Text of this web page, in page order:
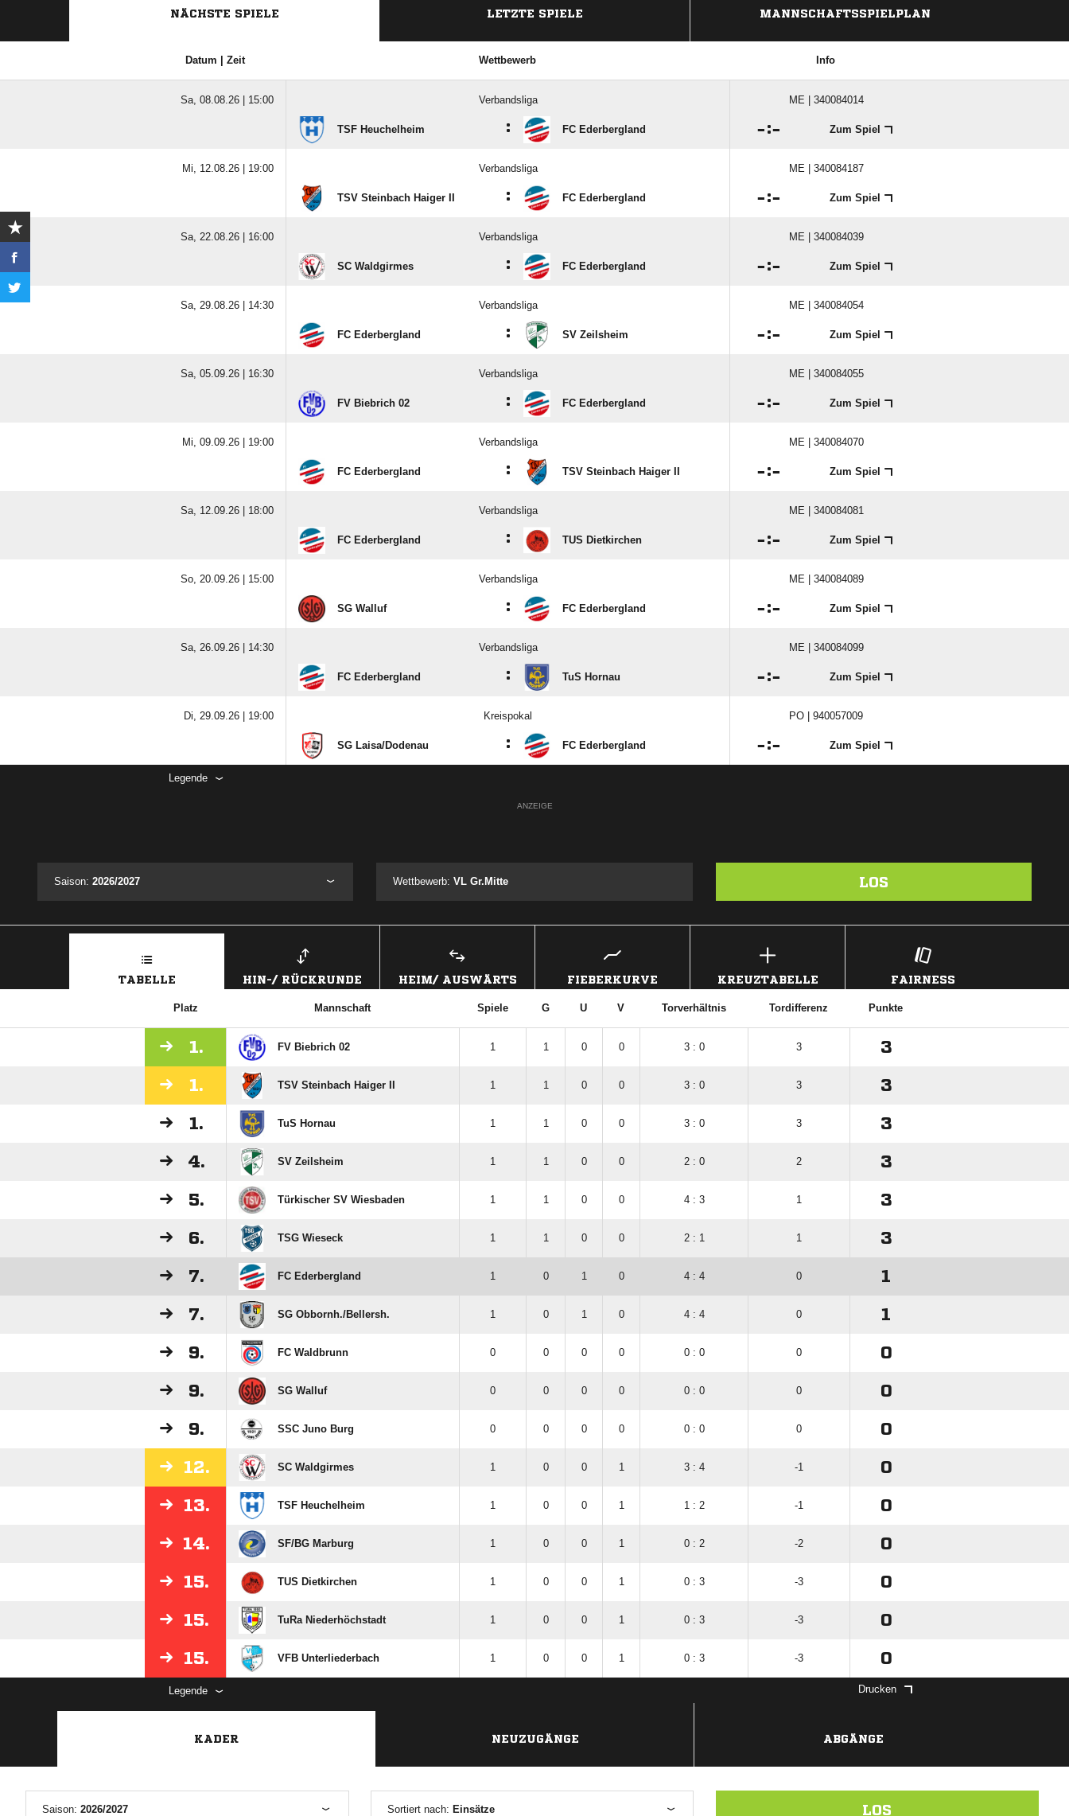
NÄCHSTE SPIELE LETZTE SPIELE MANNSCHAFTSSPIELPLAN
Datum | Zeit Wettbewerb Info
Sa, 08.08.26 | 15:00 Verbandsliga ME | 340084014
TSF Heuchelheim : FC Ederbergland : Zum Spiel
Mi, 12.08.26 | 19:00 Verbandsliga ME | 340084187
TSV Steinbach Haiger II : FC Ederbergland : Zum Spiel
Sa, 22.08.26 | 16:00 Verbandsliga ME | 340084039
SC Waldgirmes : FC Ederbergland : Zum Spiel
Sa, 29.08.26 | 14:30 Verbandsliga ME | 340084054
FC Ederbergland : SV Zeilsheim : Zum Spiel
Sa, 05.09.26 | 16:30 Verbandsliga ME | 340084055
FV Biebrich 02 : FC Ederbergland : Zum Spiel
Mi, 09.09.26 | 19:00 Verbandsliga ME | 340084070
FC Ederbergland : TSV Steinbach Haiger II : Zum Spiel
Sa, 12.09.26 | 18:00 Verbandsliga ME | 340084081
FC Ederbergland : TUS Dietkirchen : Zum Spiel
So, 20.09.26 | 15:00 Verbandsliga ME | 340084089
SG Walluf : FC Ederbergland : Zum Spiel
Sa, 26.09.26 | 14:30 Verbandsliga ME | 340084099
FC Ederbergland : TuS Hornau : Zum Spiel
Di, 29.09.26 | 19:00 Kreispokal PO | 940057009
SG Laisa/​Dodenau : FC Ederbergland : Zum Spiel
Legende
ANZEIGE
Saison: 2026/2027 Wettbewerb:VL Gr.Mitte LOS
TABELLE HIN-/ RÜCKRUNDE HEIM/ AUSWÄRTS FIEBERKURVE KREUZTABELLE FAIRNESS
Platz Mannschaft Spiele G U V Torverhältnis Tordifferenz Punkte
1. FV Biebrich 02 1 1 0 0 3 : 0 3 3
1. TSV Steinbach Haiger II 1 1 0 0 3 : 0 3 3
1. TuS Hornau 1 1 0 0 3 : 0 3 3
4. SV Zeilsheim 1 1 0 0 2 : 0 2 3
5. Türkischer SV Wiesbaden 1 1 0 0 4 : 3 1 3
6. TSG Wieseck 1 1 0 0 2 : 1 1 3
7. FC Ederbergland 1 0 1 0 4 : 4 0 1
7. SG Obbornh./​Bellersh. 1 0 1 0 4 : 4 0 1
9. FC Waldbrunn 0 0 0 0 0 : 0 0 0
9. SG Walluf 0 0 0 0 0 : 0 0 0
9. SSC Juno Burg 0 0 0 0 0 : 0 0 0
12. SC Waldgirmes 1 0 0 1 3 : 4 -1 0
13. TSF Heuchelheim 1 0 0 1 1 : 2 -1 0
14. SF/​BG Marburg 1 0 0 1 0 : 2 -2 0
15. TUS Dietkirchen 1 0 0 1 0 : 3 -3 0
15. TuRa Niederhöchstadt 1 0 0 1 0 : 3 -3 0
15. VFB Unterliederbach 1 0 0 1 0 : 3 -3 0
Legende Drucken
KADER NEUZUGÄNGE ABGÄNGE
Saison: 2026/2027 Sortiert nach: Einsätze LOS